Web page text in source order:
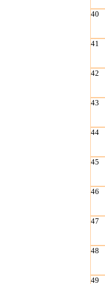
40
41
42
43
44
45
46
47
48
49